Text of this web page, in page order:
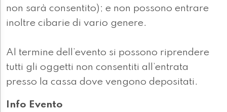
non sarà consentito); e non possono entrare
inoltre cibarie di vario genere.
Al termine dell’evento si possono riprendere
tutti gli oggetti non consentiti all’entrata
presso la cassa dove vengono depositati.
Info Evento